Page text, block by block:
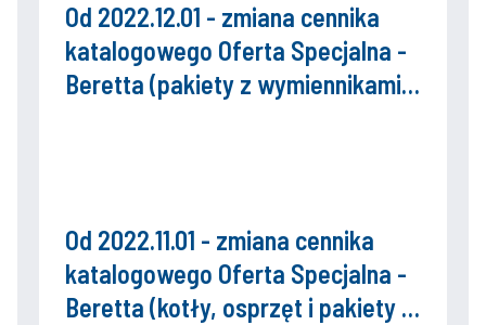
Od 2022.12.01 - zmiana cennika
katalogowego Oferta Specjalna -
Beretta (pakiety z wymiennikami
Od 2022.11.01 - zmiana cennika
katalogowego Oferta Specjalna -
Beretta (kotły, osprzęt i pakiety z